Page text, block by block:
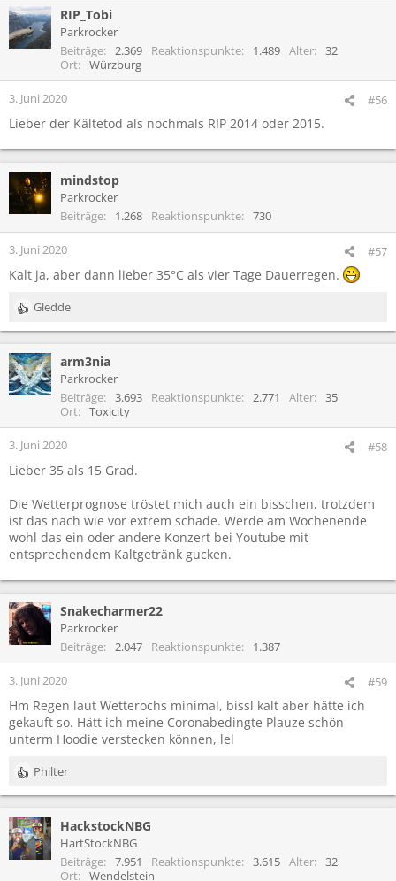
RIP_Tobi
Parkrocker
Beiträge
2.369 Reaktionspunkte 1.489 Alter
32
Ort
Würzburg
3. Juni 2020 #56
Lieber der Kältetod als nochmals RIP 2014 oder 2015.
mindstop
Parkrocker
Beiträge
1.268 Reaktionspunkte 730
3. Juni 2020 #57
Kalt ja, aber dann lieber 35°C als vier Tage Dauerregen.
R
e
k
t
i
n
:
Gledde
arm3nia
Parkrocker
Beiträge
3.693 Reaktionspunkte 2.771 Alter
35
Ort
Toxicity
3. Juni 2020 #58
Lieber 35 als 15 Grad.
Die Wetterprognose tröstet mich auch ein bisschen, trotzdem
ist das nach wie vor extrem schade. Werde am Wochenende
wohl das ein oder andere Konzert bei Youtube mit
entsprechendem Kaltgetränk gucken.
Snakecharmer22
Parkrocker
Beiträge
2.047 Reaktionspunkte 1.387
3. Juni 2020 #59
Hm Regen laut Wetterochs minimal, bissl kalt aber hätte ich
gekauft so. Hätt ich meine Coronabedingte Plauze schön
unterm Hoodie verstecken können, lel
R
e
k
t
i
Philter
HackstockNBG
HartStockNBG
Beiträge
7.951 Reaktionspunkte 3.615 Alter
32
Ort
Wendelstein